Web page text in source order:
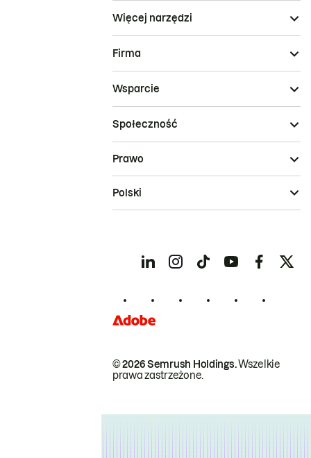
Więcej narzędzi
Firma
Wsparcie
Społeczność
© 2026 Semrush Holdings.Wszelkie
prawa zastrzeżone.
Prawo
Polski